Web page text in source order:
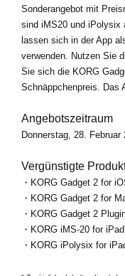
Sonderangebot mit
sind iMS20 und iPolysix
lassen sich in der App
verwenden. Nutzen Sie
Sie sich die KORG
Schnäppchenpreis. Das
Angebotszeitraum
Donnerstag, 28.
Vergünstigte
・KORG Gadget 2 for
・KORG Gadget 2 for
・KORG Gadget 2
・KORG iMS-20 for
・KORG iPolysix for